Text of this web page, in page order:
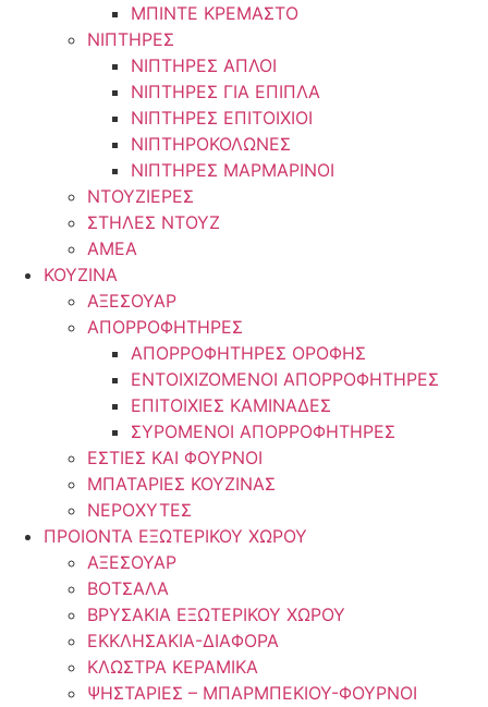
ΜΠΙΝΤΕ ΚΡΕΜΑΣΤΟ
ΝΙΠΤΗΡΕΣ
ΝΙΠΤΗΡΕΣ ΑΠΛΟΙ
ΝΙΠΤΗΡΕΣ ΓΙΑ ΕΠΙΠΛΑ
ΝΙΠΤΗΡΕΣ ΕΠΙΤΟΙΧΙΟΙ
ΝΙΠΤΗΡΟΚΟΛΩΝΕΣ
ΝΙΠΤΗΡΕΣ ΜΑΡΜΑΡΙΝΟΙ
ΝΤΟΥΖΙΕΡΕΣ
ΣΤΗΛΕΣ ΝΤΟΥΖ
ΑΜΕΑ
ΚΟΥΖΙΝΑ
ΑΞΕΣΟΥΑΡ
ΑΠΟΡΡΟΦΗΤΗΡΕΣ
ΑΠΟΡΡΟΦΗΤΗΡΕΣ ΟΡΟΦΗΣ
ΕΝΤΟΙΧΙΖΟΜΕΝΟΙ ΑΠΟΡΡΟΦΗΤΗΡΕΣ
ΕΠΙΤΟΙΧΙΕΣ ΚΑΜΙΝΑΔΕΣ
ΣΥΡΟΜΕΝΟΙ ΑΠΟΡΡΟΦΗΤΗΡΕΣ
ΕΣΤΙΕΣ ΚΑΙ ΦΟΥΡΝΟΙ
ΜΠΑΤΑΡΙΕΣ ΚΟΥΖΙΝΑΣ
ΝΕΡΟΧΥΤΕΣ
ΠΡΟΙΟΝΤΑ ΕΞΩΤΕΡΙΚΟΥ ΧΩΡΟΥ
ΑΞΕΣΟΥΑΡ
ΒΟΤΣΑΛΑ
ΒΡΥΣΑΚΙΑ ΕΞΩΤΕΡΙΚΟΥ ΧΩΡΟΥ
ΕΚΚΛΗΣΑΚΙΑ-ΔΙΑΦΟΡΑ
ΚΛΩΣΤΡΑ ΚΕΡΑΜΙΚΑ
ΨΗΣΤΑΡΙΕΣ – ΜΠΑΡΜΠΕΚΙΟΥ-ΦΟΥΡΝΟΙ